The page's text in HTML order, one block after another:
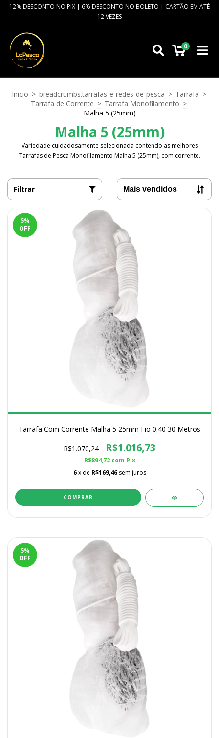
12% DESCONTO NO PIX | 6% DESCONTO NO BOLETO | CARTÃO EM ATÉ
12 VEZES
0
Início > breadcrumbs.tarrafas-e-redes-de-pesca > Tarrafa >
Tarrafa de Corrente > Tarrafa Monofilamento >
Malha 5 (25mm)
Malha 5 (25mm)
Variedade cuidadosamente selecionada contendo as melhores
Tarrafas de Pesca Monofilamento Malha 5 (25mm), com corrente.
Filtrar
5%
OFF
Tarrafa Com Corrente Malha 5 25mm Fio 0.40 30 Metros
R$1.070,24 R$1.016,73
R$894,72 com Pix
6 x de R$169,46 sem juros
5%
OFF